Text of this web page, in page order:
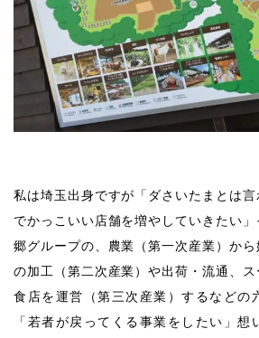
私は埼玉出身ですが「ダさいたまとは
でかっこいい店舗を増やしていきたい
郷グループの、農業（第一次産業）か
の加工（第二次産業）や出荷・流通、
食店を運営（第三次産業）するなどの
「若者が戻ってくる事業をしたい」想